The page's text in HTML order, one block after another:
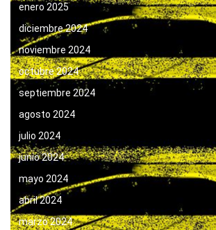
enero 2025
diciembre 2024
noviembre 2024
octubre 2024
septiembre 2024
agosto 2024
julio 2024
junio 2024
mayo 2024
abril 2024
marzo 2024